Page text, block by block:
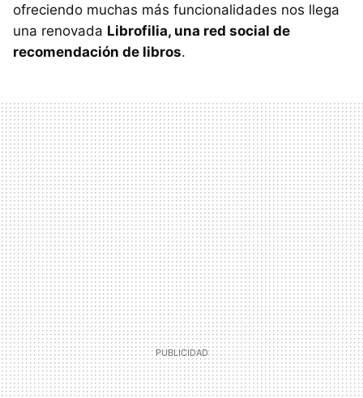
ofreciendo muchas más funcionalidades nos llega
una renovada Librofilia, una red social de
recomendación de libros.